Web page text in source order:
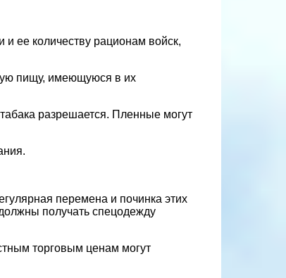
ее количеству рационам войск,
пищу, имеющуюся в их
разрешается. Пленные могут
перемена и починка этих
получать спецодежду
торговым ценам могут